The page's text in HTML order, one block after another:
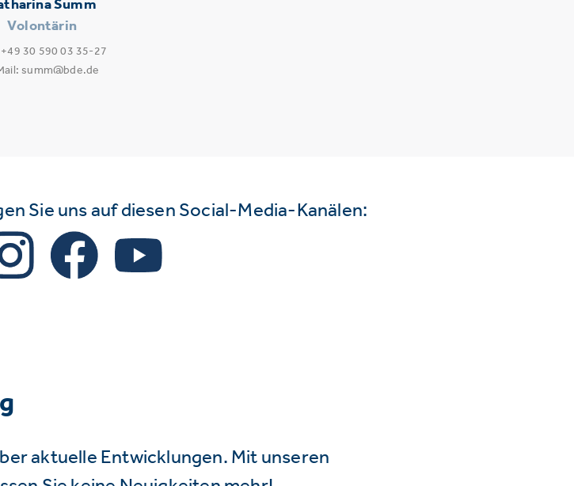
Summ
Volontärin
30 590 03 35-27
summ@bde.de
Sie uns auf diesen Social-Media-Kanälen:
aktuelle Entwicklungen. Mit unseren